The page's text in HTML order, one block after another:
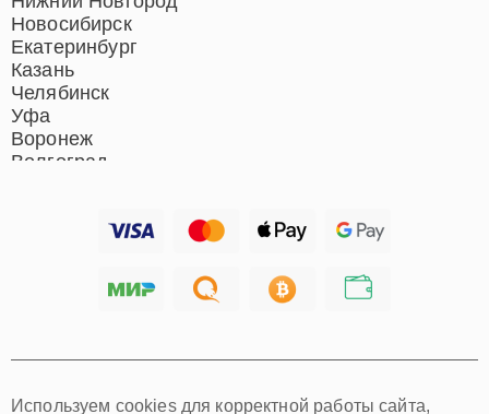
Новосибирск
Екатеринбург
Казань
Челябинск
Уфа
Воронеж
Волгоград
Хабаровск
Иркутск
Используем cookies для корректной работы сайта,